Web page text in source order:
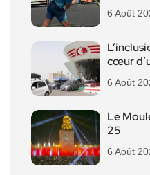
6 Août
cœur
6 Août
Le
25
6 Août